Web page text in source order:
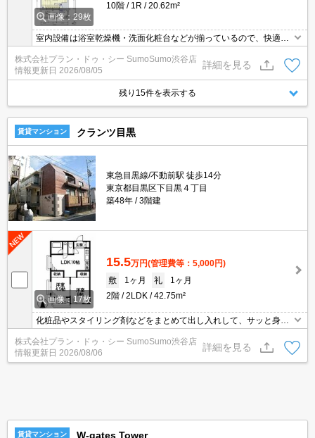
画像：29枚
10階 1R 20.62m²
室内設備は浴室乾燥機・洗面化粧台などが揃っているので、快適に
し24時間OKなどが揃っております。セキュリティ面は、TVインタ
ーホン・オートロックなど充実しているので、防犯対策もばっちり
株式会社プラン・ドゥ・シー SumoSumo渋谷店
情報更新日 2026/08/05
詳細を見る
残り15件を表示する
賃貸マンション クランツ目黒
東急目黒線/不動前駅 徒歩14分
東京都目黒区下目黒４丁目
築48年
3階建
画像：17枚
15.5万円(管理費等：5,000円)
敷
1ヶ月 礼
1ヶ月
2階
2LDK 42.75m²
化粧品やスタイリング剤などをまとめて出し入れして、サッと身支
居室フローリングのマンションになっております。常に新鮮な空気
を取り入れられる通風良好な間取りのマンション。設備や外観が充
実しているマンションです。お友達を招待するのも恥ずかしくない
株式会社プラン・ドゥ・シー SumoSumo渋谷店
情報更新日 2026/08/06
詳細を見る
賃貸マンション W-gates Tower